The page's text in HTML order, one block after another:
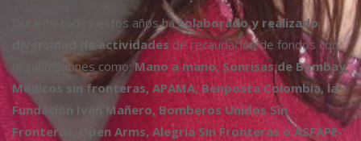
Durante todos estos años hacolaborado y realizado
diversidad de actividades de recaudación de fondos con
organizaciones como:Mano a mano, Sonrisas de Bombay,
Médicos sin fronteras, APAMA, Benposta Colombia, la
Fundación Iván Mañero, Bomberos Unidos Sin
Fronteras, Open Arms, Alegría Sin Fronteras o ASFAPE-